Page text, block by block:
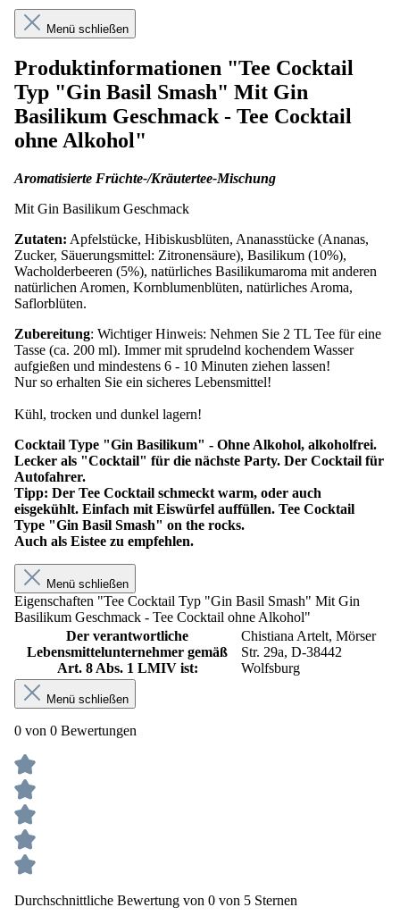
Menü schließen
Produktinformationen "Tee Cocktail
Typ "Gin Basil Smash" Mit Gin
Basilikum Geschmack - Tee Cocktail
ohne Alkohol"
Aromatisierte Früchte-/Kräutertee-Mischung
Mit Gin Basilikum Geschmack
Zutaten: Apfelstücke, Hibiskusblüten, Ananasstücke (Ananas,
Zucker, Säuerungsmittel: Zitronensäure), Basilikum (10%),
Wacholderbeeren (5%), natürliches Basilikumaroma mit anderen
natürlichen Aromen, Kornblumenblüten, natürliches Aroma,
Saflorblüten.
Zubereitung: Wichtiger Hinweis: Nehmen Sie 2 TL Tee für eine
Tasse (ca. 200 ml). Immer mit sprudelnd kochendem Wasser
aufgießen und mindestens 6 - 10 Minuten ziehen lassen!
Nur so erhalten Sie ein sicheres Lebensmittel!
Kühl, trocken und dunkel lagern!
Cocktail Type "Gin Basilikum" - Ohne Alkohol, alkoholfrei.
Lecker als "Cocktail" für die nächste Party. Der Cocktail für
Autofahrer.
Tipp: Der Tee Cocktail schmeckt warm, oder auch
eisgekühlt. Einfach mit Eiswürfel auffüllen. Tee Cocktail
Type "Gin Basil Smash" on the rocks.
Auch als Eistee zu empfehlen.
Menü schließen
Eigenschaften "Tee Cocktail Typ "Gin Basil Smash" Mit Gin
Basilikum Geschmack - Tee Cocktail ohne Alkohol"
Der verantwortliche
Lebensmittelunternehmer gemäß
Art. 8 Abs. 1 LMIV ist:
Chistiana Artelt, Mörser
Str. 29a, D-38442
Wolfsburg
Menü schließen
0 von 0 Bewertungen
Durchschnittliche Bewertung von 0 von 5 Sternen